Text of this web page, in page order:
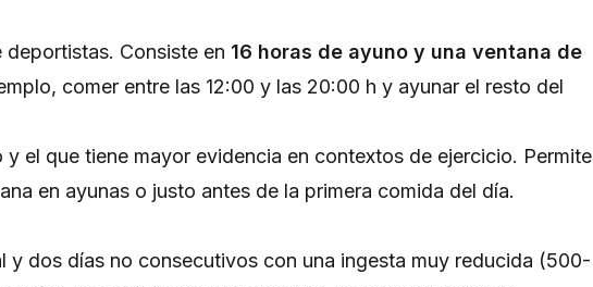
Consiste en 16 horas de ayuno y una ventana de
comer entre las 12:00 y las 20:00 h y ayunar el resto del
y el que tiene mayor evidencia en contextos de ejercicio. Permite
en ayunas o justo antes de la primera comida del día.
y dos días no consecutivos con una ingesta muy reducida (500-